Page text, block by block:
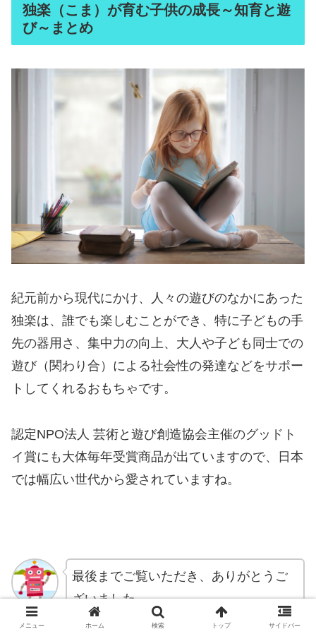
独楽（こま）が育む子供の成長～知育と遊
び～まとめ
紀元前から現代にかけ、人々の遊びのなかにあった
独楽は、誰でも楽しむことができ、特に子どもの手
先の器用さ、集中力の向上、大人や子ども同士での
遊び（関わり合）による社会性の発達などをサポー
トしてくれるおもちゃです。
認定NPO法人 芸術と遊び創造協会主催のグッドト
イ賞にも大体毎年受賞商品が出ていますので、日本
では幅広い世代から愛されていますね。
玩具オタクJJ
最後までご覧いただき、ありがとうご
ざいました。
メニュー ホーム 検索 トップ サイドバー